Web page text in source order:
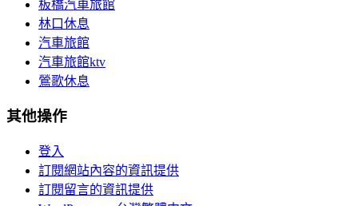
板橋汽車旅館
林口休息
汽車旅館
汽車旅館ktv
鶯歌休息
其他操作
登入
訂閱網站內容的資訊提供
訂閱留言的資訊提供